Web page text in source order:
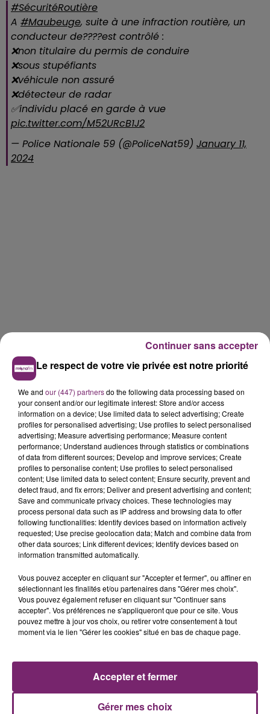
#SécuritéRoutière
A #Maubeuge, suite à une infraction routière, un
conducteur de????est contrôlé :
❌non titulaire du permis de conduire
❌sous stupéfiants
❌véhicule non assuré
❌détecteur de radar
✅individu placé en garde à vue
pic.twitter.com/M52URcB1J2
— Police Nationale 59 (@PoliceNat59) January 11,
2024
La Bulle - Guinguette éphémère
de Frelinghien !
éclipse solaire du 12 Août 2026
158 pompiers de la région sont
partis hier soir pour la Gironde
Le respect de votre vie privée est notre priorité
We and our (447) partnersdo the following data processing based on
your consent and/or our legitimate interest: Store and/or access
information on a device; Use limited data to select advertising; Create
profiles for personalised advertising; Use profiles to select personalised
advertising; Measure advertising performance; Measure content
performance; Understand audiences through statistics or combinations
of data from different sources; Develop and improve services; Create
profiles to personalise content; Use profiles to select personalised
content; Use limited data to select content; Ensure security, prevent and
detect fraud, and fix errors; Deliver and present advertising and content;
Save and communicate privacy choices. These technologies may
process personal data such as IP address and browsing data to offer
following functionalities: Identify devices based on information actively
requested; Use precise geolocation data; Match and combine data from
other data sources; Link different devices; Identify devices based on
information transmitted automatically.
Vous pouvez accepter en cliquant sur "Accepter et fermer", ou affiner en
sélectionnant les finalités et/ou partenaires dans "Gérer mes choix".
Vous pouvez également refuser en cliquant sur "Continuer sans
accepter". Vos préférences ne s'appliqueront que pour ce site. Vous
pouvez mettre à jour vos choix, ou retirer votre consentement à tout
moment via le lien "Gérer les cookies" situé en bas de chaque page.
Gérer mes choix
Accepter et fermer
Continuer sans accepter